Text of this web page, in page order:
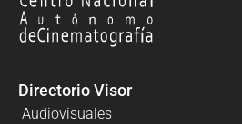
Directorio Visor
Audiovisuales